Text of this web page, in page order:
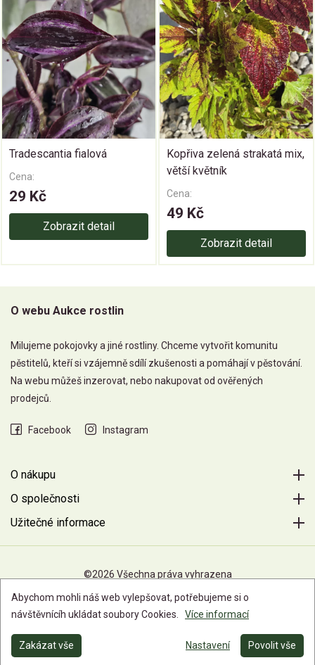
Tradescantia fialová
Cena:
29 Kč
Zobrazit detail
Kopřiva zelená strakatá mix,
větší květník
Cena:
49 Kč
Zobrazit detail
O webu Aukce rostlin
Milujeme pokojovky a jiné rostliny. Chceme vytvořit komunitu
pěstitelů, kteří si vzájemně sdílí zkušenosti a pomáhají v pěstování.
Na webu můžeš inzerovat, nebo nakupovat od ověřených
prodejců.
Facebook Instagram
O nákupu
O společnosti
Užitečné informace
©2026 Všechna práva vyhrazena
Abychom mohli náš web vylepšovat, potřebujeme si o
návštěvnícíh ukládat soubory Cookies.
Více informací
Zakázat vše Nastavení Povolit vše